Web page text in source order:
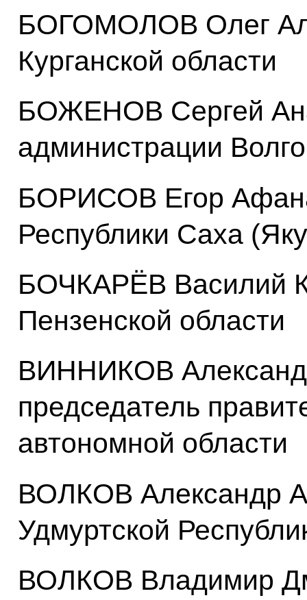
БОГОМОЛОВ Олег
Курганской области
БОЖЕНОВ Сергей
администрации
БОРИСОВ Егор
Республики Саха
БОЧКАРЁВ Василий
Пензенской области
ВИННИКОВ
председатель
автономной области
ВОЛКОВ Александр
Удмуртской
ВОЛКОВ Владимир